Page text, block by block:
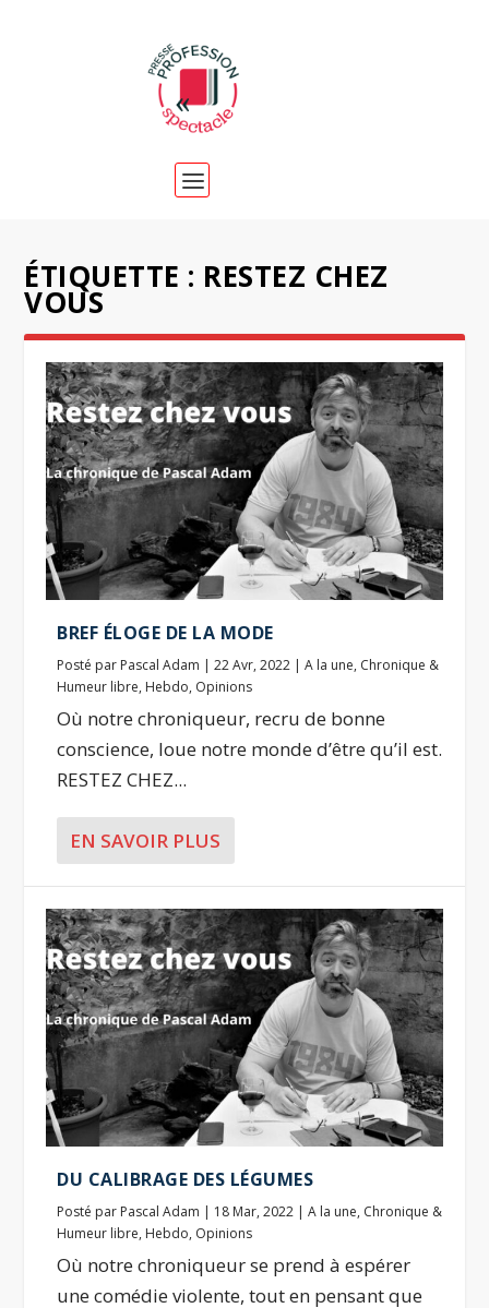
ÉTIQUETTE : RESTEZ CHEZ
VOUS
BREF ÉLOGE DE LA MODE
Posté par Pascal Adam |22 Avr, 2022 |A la une, Chronique &
Humeur libre, Hebdo, Opinions
Où notre chroniqueur, recru de bonne
conscience, loue notre monde d’être qu’il est.
RESTEZ CHEZ...
EN SAVOIR PLUS
DU CALIBRAGE DES LÉGUMES
Posté par Pascal Adam | 18 Mar, 2022 |A la une, Chronique &
Humeur libre, Hebdo, Opinions
Où notre chroniqueur se prend à espérer
une comédie violente, tout en pensant que